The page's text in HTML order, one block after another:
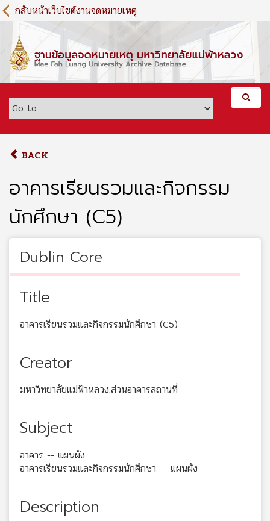
S
k
m
c
กลับหน้าเว็บไซต์งานจดหมายเหตุ
BACK
อาคารเรียนรวมและกิจกรรม
นักศึกษา (C5)
Dublin Core
Title
อาคารเรียนรวมและกิจกรรมนักศึกษา (C5)
Creator
มหาวิทยาลัยแม่ฟ้าหลวง.ส่วนอาคารสถานที่
Subject
อาคาร -- แผนผัง
อาคารเรียนรวมและกิจกรรมนักศึกษา -- แผนผัง
Description